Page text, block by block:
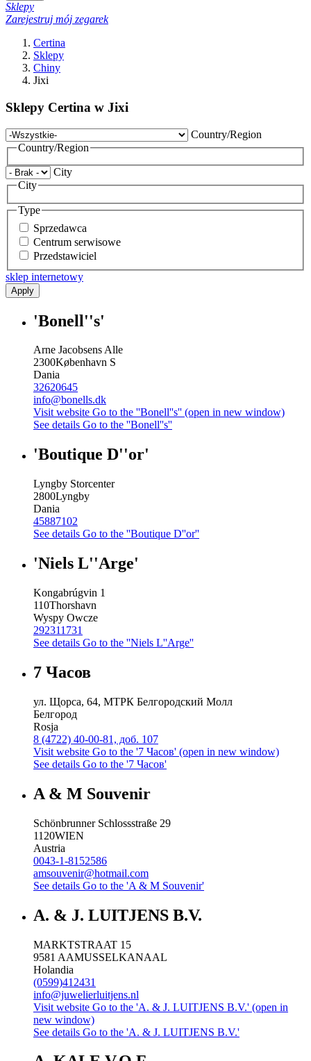
Sklepy
Zarejestruj mój zegarek
Certina
Sklepy
Chiny
Jixi
Sklepy Certina w Jixi
Country/Region
Country/Region
City
City
Type
Sprzedawca
Centrum serwisowe
Przedstawiciel
sklep internetowy
Apply
'Bonell''s'
Arne Jacobsens Alle
2300København S
Dania
32620645
info@bonells.dk
Visit website Go to the ''Bonell''s'' (open in new window)
See details Go to the ''Bonell''s''
'Boutique D''or'
Lyngby Storcenter
2800Lyngby
Dania
45887102
See details Go to the ''Boutique D''or''
'Niels L''Arge'
Kongabrúgvin 1
110Thorshavn
Wyspy Owcze
292311731
See details Go to the ''Niels L''Arge''
7 Часов
ул. Щорса, 64, МТРК Белгородский Молл
Белгород
Rosja
8 (4722) 40-00-81, доб. 107
Visit website Go to the '7 Часов' (open in new window)
See details Go to the '7 Часов'
A & M Souvenir
Schönbrunner Schlossstraße 29
1120WIEN
Austria
0043-1-8152586
amsouvenir@hotmail.com
See details Go to the 'A & M Souvenir'
A. & J. LUITJENS B.V.
MARKTSTRAAT 15
9581 AAMUSSELKANAAL
Holandia
(0599)412431
info@juwelierluitjens.nl
Visit website Go to the 'A. & J. LUITJENS B.V.' (open in
new window)
See details Go to the 'A. & J. LUITJENS B.V.'